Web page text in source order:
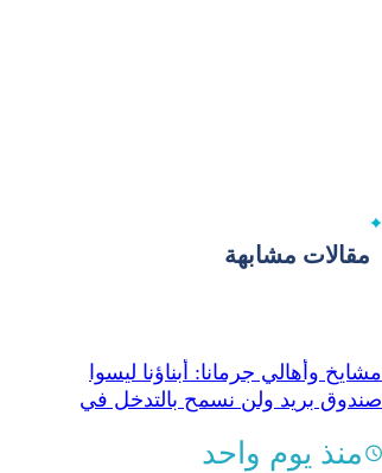
مقالات مشابهة
مشايخ وأهالي جرمانا: أبناؤنا ليسوا
صندوق بريد ولن نسمح بالتدخل في
منذ يوم واحد